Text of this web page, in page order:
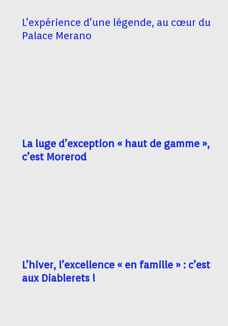
L’expérience d’une légende, au cœur du
Palace Merano
La luge d’exception « haut de gamme »,
c’est Morerod
L’hiver, l’excellence « en famille » : c’est
aux Diablerets !